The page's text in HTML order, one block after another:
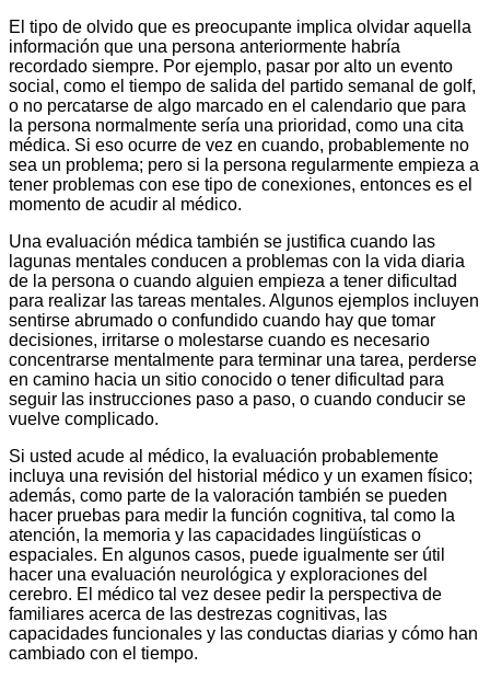
El tipo de olvido que es preocupante implica olvidar aquella
información que una persona anteriormente habría
recordado siempre. Por ejemplo, pasar por alto un evento
social, como el tiempo de salida del partido semanal de golf,
o no percatarse de algo marcado en el calendario que para
la persona normalmente sería una prioridad, como una cita
médica. Si eso ocurre de vez en cuando, probablemente no
sea un problema; pero si la persona regularmente empieza a
tener problemas con ese tipo de conexiones, entonces es el
momento de acudir al médico.
Una evaluación médica también se justifica cuando las
lagunas mentales conducen a problemas con la vida diaria
de la persona o cuando alguien empieza a tener dificultad
para realizar las tareas mentales. Algunos ejemplos incluyen
sentirse abrumado o confundido cuando hay que tomar
decisiones, irritarse o molestarse cuando es necesario
concentrarse mentalmente para terminar una tarea, perderse
en camino hacia un sitio conocido o tener dificultad para
seguir las instrucciones paso a paso, o cuando conducir se
vuelve complicado.
Si usted acude al médico, la evaluación probablemente
incluya una revisión del historial médico y un examen físico;
además, como parte de la valoración también se pueden
hacer pruebas para medir la función cognitiva, tal como la
atención, la memoria y las capacidades lingüísticas o
espaciales. En algunos casos, puede igualmente ser útil
hacer una evaluación neurológica y exploraciones del
cerebro. El médico tal vez desee pedir la perspectiva de
familiares acerca de las destrezas cognitivas, las
capacidades funcionales y las conductas diarias y cómo han
cambiado con el tiempo.